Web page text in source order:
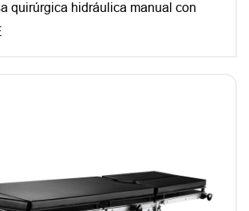
quirúrgica hidráulica manual con